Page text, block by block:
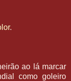
.
ao lá marcar
como goleiro